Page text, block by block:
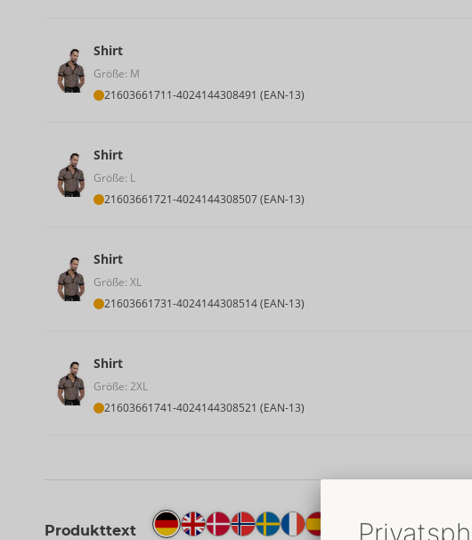
Shirt
Größe: M
21603661711-4024144308491 (EAN-13)
Shirt
Größe: L
21603661721-4024144308507 (EAN-13)
Shirt
Größe: XL
21603661731-4024144308514 (EAN-13)
Shirt
Größe: 2XL
21603661741-4024144308521 (EAN-13)
Produkttext